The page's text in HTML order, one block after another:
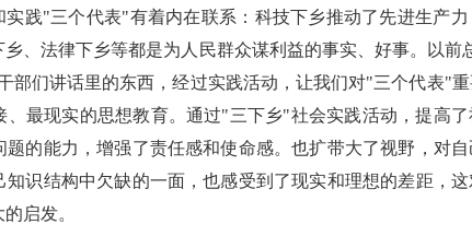
践"三个代表"有着内在联系：科技下乡推动了先进生产
、法律下乡等都是为人民群众谋利益的事实、好事。以前
部们讲话里的东西，经过实践活动，让我们对"三个代表"重
、最现实的思想教育。通过"三下乡"社会实践活动，提高
题的能力，增强了责任感和使命感。也扩带大了视野，对
知识结构中欠缺的一面，也感受到了现实和理想的差距，
启发。